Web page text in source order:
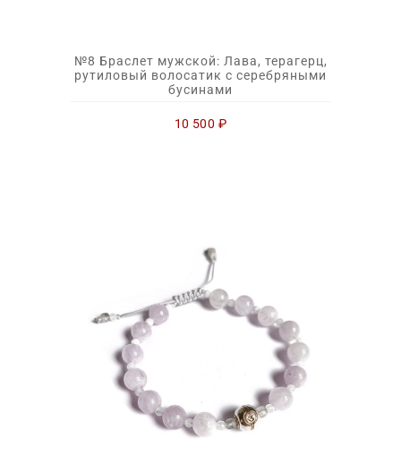
№8 Браслет мужской: Лава, терагерц,
рутиловый волосатик с серебряными
бусинами
10 500 ₽